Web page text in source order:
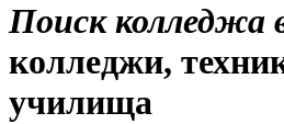
Поиск колледжа
колледжи,
училища